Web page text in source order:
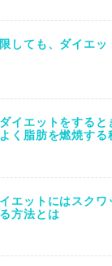
しても、ダイエ
イエットをする
よく脂肪を燃焼する
エットにはスク
方法とは